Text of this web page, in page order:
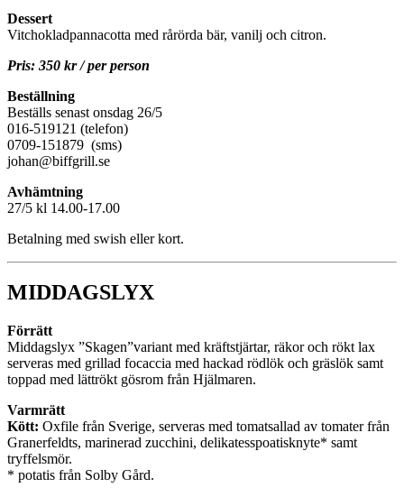
Dessert
Vitchokladpannacotta med rårörda bär, vanilj och citron.
Pris: 350 kr / per person
Beställning
Beställs senast onsdag 26/5
016-519121 (telefon)
0709-151879 (sms)
johan@biffgrill.se
Avhämtning
27/5 kl 14.00-17.00
Betalning med swish eller kort.
MIDDAGSLYX
Förrätt
Middagslyx ”Skagen”variant med kräftstjärtar, räkor och rökt lax
serveras med grillad focaccia med hackad rödlök och gräslök samt
toppad med lättrökt gösrom från Hjälmaren.
Varmrätt
Kött: Oxfile från Sverige, serveras med tomatsallad av tomater från
Granerfeldts, marinerad zucchini, delikatesspoatisknyte* samt
tryffelsmör.
* potatis från Solby Gård.